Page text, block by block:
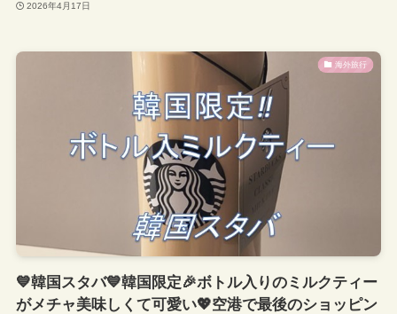
2026年4月17日
海外旅行
💙韓国スタバ💙韓国限定🎉ボトル入りのミルクティー
がメチャ美味しくて可愛い💖空港で最後のショッピン